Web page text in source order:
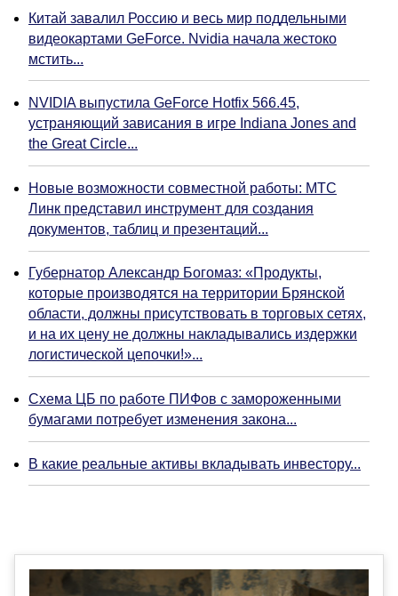
Китай завалил Россию и весь мир поддельными
видеокартами GeForce. Nvidia начала жестоко
мстить...
NVIDIA выпустила GeForce Hotfix 566.45,
устраняющий зависания в игре Indiana Jones and
the Great Circle...
Новые возможности совместной работы: МТС
Линк представил инструмент для создания
документов, таблиц и презентаций...
Губернатор Александр Богомаз: «Продукты,
которые производятся на территории Брянской
области, должны присутствовать в торговых сетях,
и на их цену не должны накладывались издержки
логистической цепочки!»...
Схема ЦБ по работе ПИФов с замороженными
бумагами потребует изменения закона...
В какие реальные активы вкладывать инвестору...